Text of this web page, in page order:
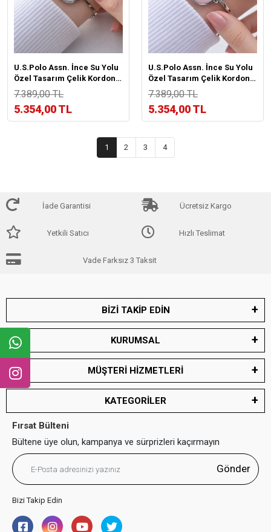
U.S.Polo Assn. İnce Su Yolu
Özel Tasarım Çelik Kordon 2
Yıl Garantili Kadın Kol Saati
U02158.1
7.389,00 TL
5.354,00 TL
U.S.Polo Assn. İnce Su Yolu
Özel Tasarım Çelik Kordon 2
Yıl Garantili Kadın Kol Saati
U02158.2
7.389,00 TL
5.354,00 TL
1 2 3 4
İade Garantisi Ücretsiz Kargo
Yetkili Satıcı Hızlı Teslimat
Vade Farksız 3 Taksit
BİZİ TAKİP EDİN
KURUMSAL
MÜŞTERİ HİZMETLERİ
KATEGORİLER
Fırsat Bülteni
Bültene üye olun, kampanya ve sürprizleri kaçırmayın
Gönder
Bizi Takip Edin